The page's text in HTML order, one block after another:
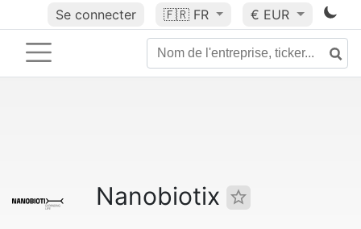
Se connecter 🇫🇷 FR € EUR
Nanobiotix